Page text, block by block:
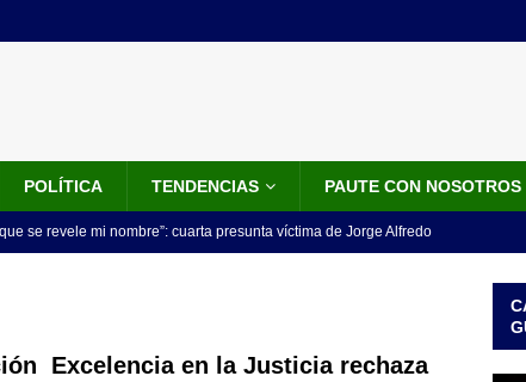
POLÍTICA TENDENCIAS PAUTE CON NOSOTROS
se revele mi nombre”: cuarta presunta víctima de Jorge Alfredo
accidente de tránsito JUDICIALES
Excelencia en la Justicia rechaza